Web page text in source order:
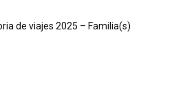
de viajes 2025 – Familia(s)